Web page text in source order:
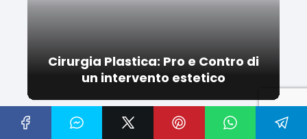
Cirurgia Plastica: Pro e Contro di
un intervento estetico